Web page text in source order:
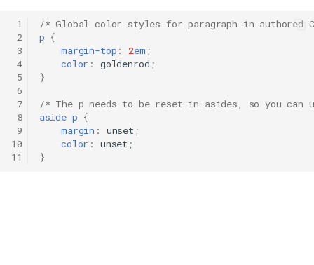
1
2
3
4
5
6
7
8
9
10
11
/* Global color styles for paragraph in authored
p {
margin-top : 2em ;
color : goldenrod ;
}
/* The p needs to be reset in asides, so you can
aside p {
margin : unset ;
color : unset ;
}